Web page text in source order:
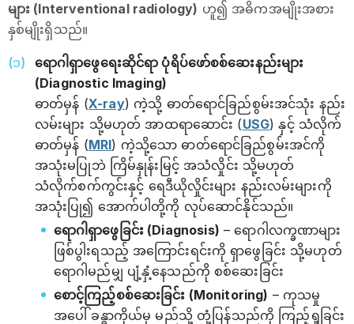
များ (Interventional radiology) ဟူ၍ အဓိကအမျိုးအစား
နှစ်မျိုးရှိသည်။
ရောဂါရှာဖွေရေးဆိုင်ရာ ပုံရိပ်ဖော်စစ်ဆေးနည်းများ
(Diagnostic Imaging)
ဓာတ်မှန် (X-ray) ကဲ့သို့ ဓာတ်ရောင်ခြည်စွမ်းအင်သုံး နည်း
လမ်းများ သို့မဟုတ် အာထရာဆောင်း (USG) နှင့် သံလိုက်
ဓာတ်မှန် (MRI) ကဲ့သို့သော ဓာတ်ရောင်ခြည်စွမ်းအင်ကို
အသုံးမပြုဘဲ ကြိမ်နှုန်းမြင့် အသံလှိုင်း သို့မဟုတ်
သံလိုက်စက်ကွင်းနှင့် ရေဒီယိုလှိုင်းများ နည်းလမ်းများကို
အသုံးပြု၍ အောက်ပါတို့ကို လုပ်ဆောင်နိုင်သည်။
ရောဂါရှာဖွေခြင်း (Diagnosis) – ရောဂါလက္ခဏာများ
ဖြစ်ပွါးရသည့် အကြောင်းရင်းကို ရှာဖွေခြင်း သို့မဟုတ်
ရောဂါမည်မျှ ပျံ့နှံ့နေသည်ကို စစ်ဆေးခြင်း
စောင့်ကြည့်စစ်ဆေးခြင်း (Monitoring) – ကုသမှု
အပေါ် ခန္ဓာကိုယ်မှ မည်သို့ တုံ့ပြန်သည်ကို ကြည့်ရှုခြင်း